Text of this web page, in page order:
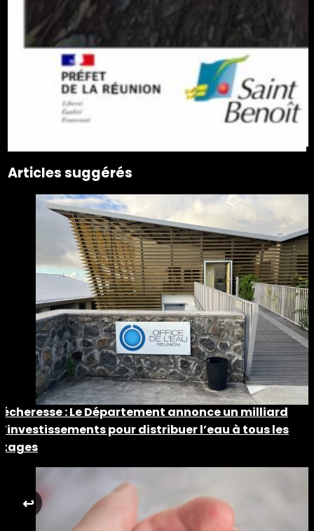
Articles suggérés
: Le Département annonce un milliard
pour distribuer l’eau à tous les
↩︎